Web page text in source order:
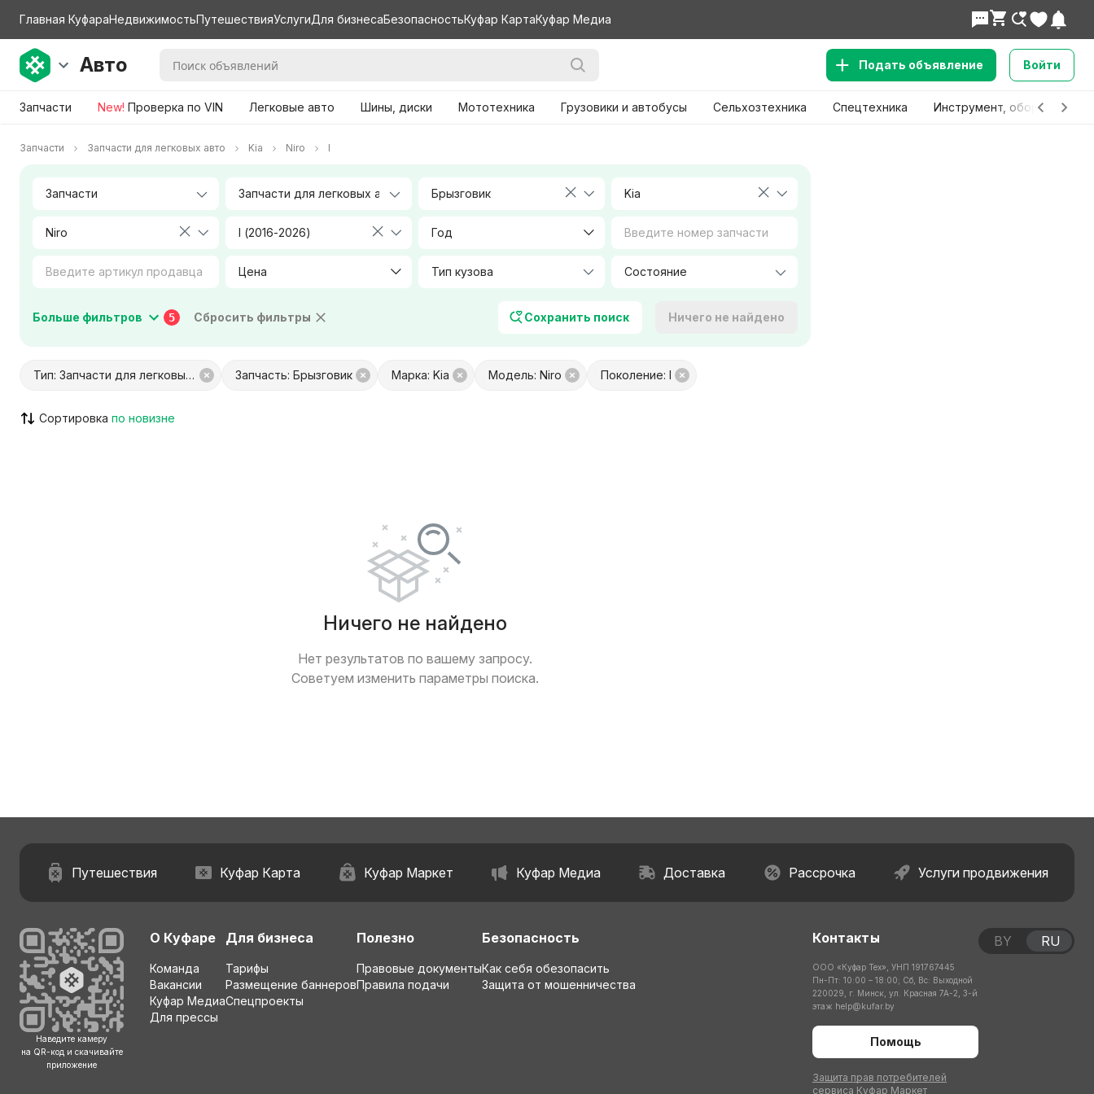
Главная КуфараНедвижимостьПутешествияУслугиДля бизнесаБезопасностьКуфар КартаКуфар Медиа
Авто Подать объявление Войти
Запчасти New! Проверка по VIN Легковые авто Шины, диски Мототехника Грузовики и автобусы Сельхозтехника Спецтехника Инструмент, оборудование
Запчасти Запчасти для легковых авто Kia Niro I
Брызговик Kia
Niro I (2016-2026) Год
Цена Тип кузова
Коробка передач Тип двигателя
С Куфар Доставкой
Больше фильтров 5 Сбросить фильтры Сохранить поиск Ничего не найдено
Тип: Запчасти для легковых авто Запчасть: Брызговик Марка: Kia Модель: Niro Поколение: I
Сортировка
Ничего не найдено
Нет результатов по вашему запросу.
Советуем изменить параметры поиска.
Путешествия Куфар Карта Куфар Маркет Куфар Медиа Доставка Рассрочка Услуги продвижения
Наведите камеру
на QR-код и скачивайте
приложение
О Куфаре
Команда
Вакансии
Куфар Медиа
Для прессы
Для бизнеса
Тарифы
Размещение баннеров
Спецпроекты
Полезно
Правовые документы
Правила подачи
Безопасность
Как себя обезопасить
Защита от мошенничества
Контакты
ООО «Куфар Тех», УНП 191767445
Пн-Пт: 10:00 – 18:00; Сб, Вс: Выходной
220029, г. Минск, ул. Красная 7А-2, 3-й
этаж help@kufar.by
Помощь
Защита прав потребителей
сервиса Куфар Маркет
BY RU